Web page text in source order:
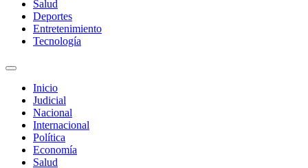
Salud
Deportes
Entretenimiento
Tecnología
Inicio
Judicial
Nacional
Internacional
Política
Economía
Salud